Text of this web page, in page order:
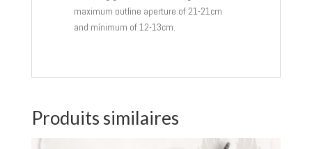
maximum outline aperture of 21-21cm
and mínimum of 12-13cm.
Produits similaires